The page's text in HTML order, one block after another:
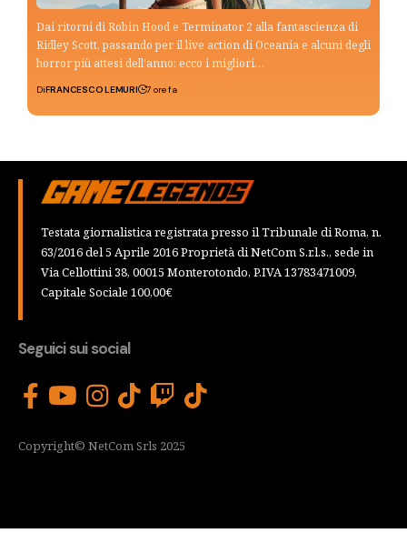
Dai ritorni di Robin Hood e Terminator 2 alla fantascienza di
Ridley Scott, passando per il live action di Oceania e alcuni degli
horror più attesi dell’anno: ecco i migliori…
DiFRANCESCO LEMURI 7 ore fa
Testata giornalistica registrata presso il Tribunale di Roma, n.
63/2016 del 5 Aprile 2016 Proprietà di NetCom S.r.l.s., sede in
Via Cellottini 38, 00015 Monterotondo, P.IVA 13783471009,
Capitale Sociale 100,00€
Seguici sui social
Copyright© NetCom Srls 2025